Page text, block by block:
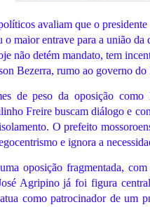
avaliam que o
o maior entrave para a união
não detém mandato, tem
Bezerra, rumo ao governo do
de peso da oposição
Freire buscam diálogo e
O prefeito
e ignora a
oposição fragmentada,
Agripino já foi figura
como patrocinador de um